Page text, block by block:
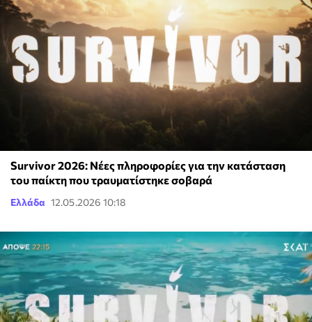
Survivor 2026: Νέες πληροφορίες για την κατάσταση
του παίκτη που τραυματίστηκε σοβαρά
Ελλάδα 12.05.2026 10:18